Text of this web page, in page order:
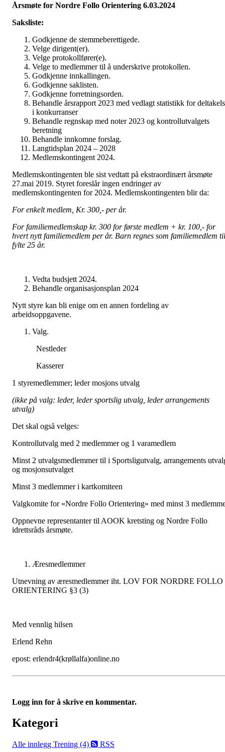
Årsmøte for Nordre Follo Orientering 6.03.2024
Saksliste:
Godkjenne de stemmeberettigede.
Velge dirigent(er).
Velge protokollfører(e).
Velge to medlemmer til å underskrive protokollen.
Godkjenne innkallingen.
Godkjenne saklisten.
Godkjenne forretningsorden.
Behandle årsrapport 2023 med vedlagt statistikk for
i konkurranser
Behandle regnskap med noter 2023 og kontrollutvalgets
beretning
Behandle innkomne forslag.
Langtidsplan 2024 – 2028
Medlemskontingent 2024.
Medlemskontingenten ble sist vedtatt på ekstraordinært årsmøte
27.mai 2019. Styret foreslår ingen endringer av
medlemskontingenten for 2024. Medlemskontingenten blir da:
For enkelt medlem, Kr. 300,- per år.
For familiemedlemskap kr. 300 for første medlem + kr. 100,- for
hvert nytt familiemedlem per år. Barn regnes som familiemedlem til
fylte 25 år.
Vedta budsjett 2024.
Behandle organisasjonsplan 2024
Nytt styre kan bli enige om en annen fordeling av
arbeidsoppgavene.
Valg.
Nestleder
Kasserer
1 styremedlemmer; leder mosjons utvalg
(ikke på valg: leder, leder sportslig utvalg, leder arrangements
utvalg)
Det skal også velges:
Kontrollutvalg med 2 medlemmer og 1 varamedlem
Minst 2 utvalgsmedlemmer til i Sportsligutvalg, arrangements
og mosjonsutvalget
Minst 3 medlemmer i kartkomiteen
Valgkomite for «Nordre Follo Orientering» med minst 3
Oppnevne representanter til AOOK kretsting og Nordre Follo
idrettsråds årsmøte.
Æresmedlemmer
Utnevning av æresmedlemmer iht. LOV FOR NORDRE FOLLO
ORIENTERING §3 (3)
Med vennlig hilsen
Erlend Rehn
epost: erlendr4(krøllalfa)online.no
Logg inn for å skrive en kommentar.
Kategori
Alle innlegg Trening (4) RSS